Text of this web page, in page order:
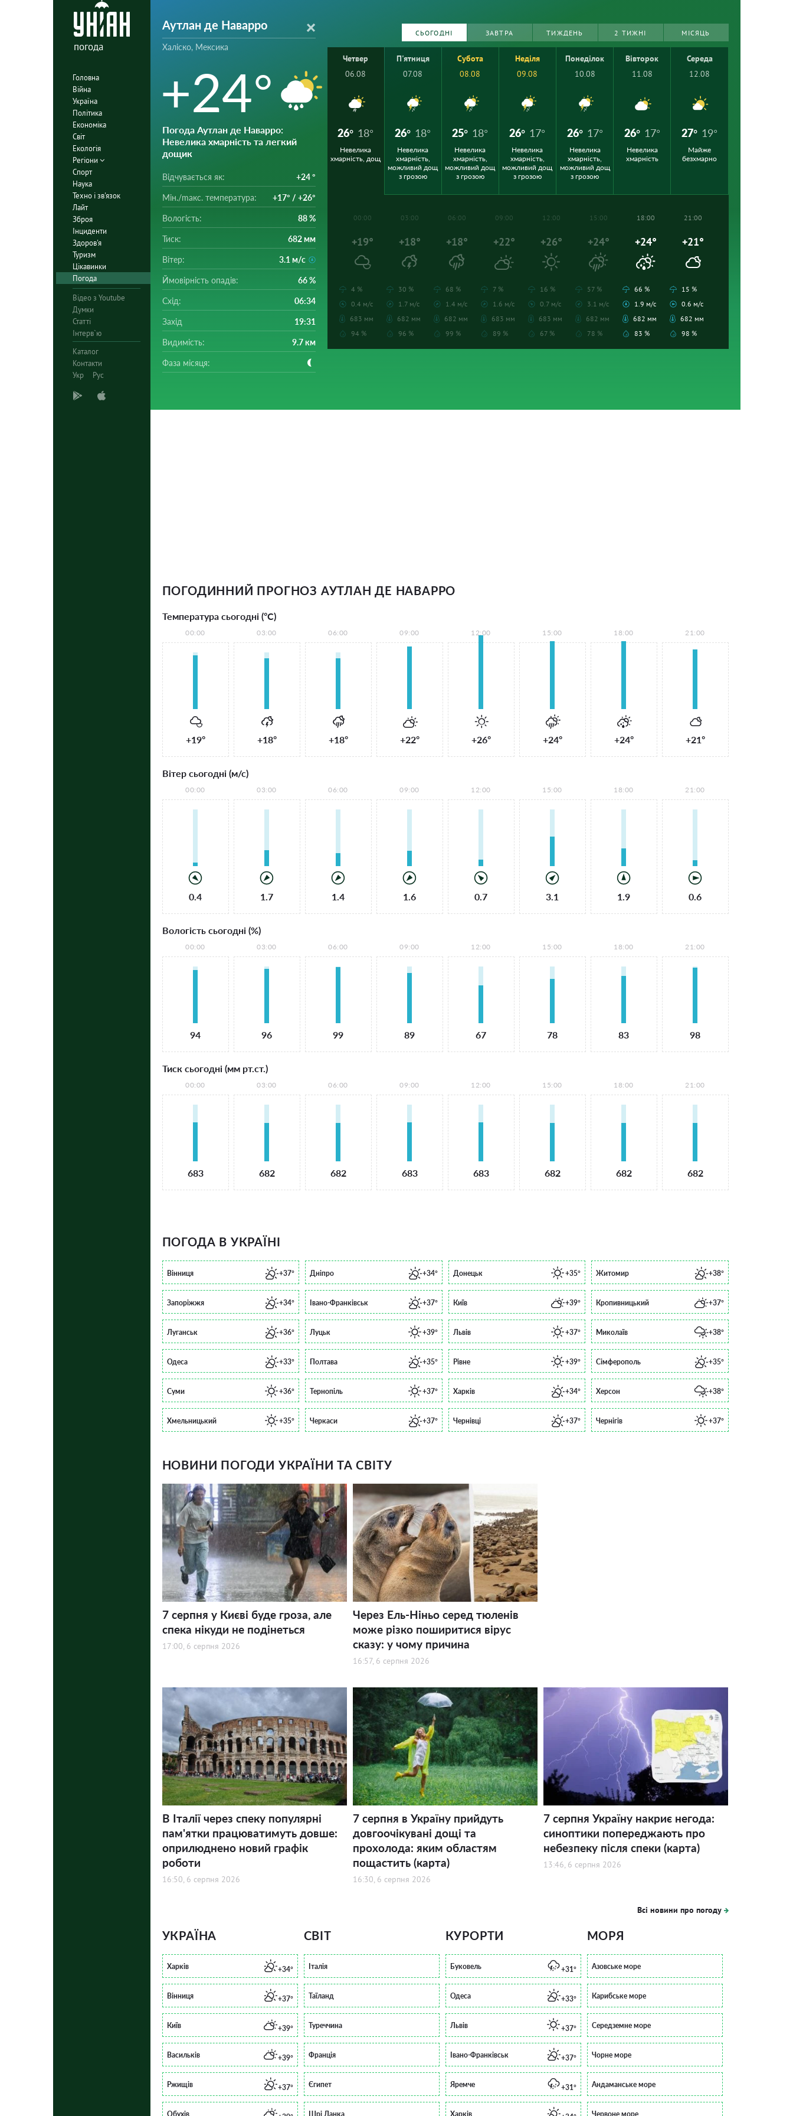
погода
Головна
Війна
Україна
Політика
Економіка
Світ
Екологія
Регіони
Спорт
Наука
Техно і зв'язок
Лайт
Зброя
Інциденти
Здоров'я
Туризм
Цікавинки
Погода
Відео з Youtube
Думки
Статті
Інтерв`ю
Каталог
Контакти
Укр
Рус
Аутлан де Наварро
Халіско, Мексика
+24°
Погода Аутлан де Наварро:
Невелика хмарність та легкий
дощик
Відчувається як: +24 °
Мін./mакс. температура: +17° / +26°
Вологість: 88 %
Тиск: 682 мм
Вітер: 3.1 м/с
Ймовірність опадів: 66 %
Схід: 06:34
Захід 19:31
Видимість: 9.7 км
Фаза місяця:
СЬОГОДНІ ЗАВТРА ТИЖДЕНЬ 2 ТИЖНІ МІСЯЦЬ
Четвер
06.08
26° 18°
Невелика
хмарність, дощ
П'ятниця
07.08
26° 18°
Невелика
хмарність,
можливий дощ
з грозою
Субота
08.08
25° 18°
Невелика
хмарність,
можливий дощ
з грозою
Неділя
09.08
26° 17°
Невелика
хмарність,
можливий дощ
з грозою
Понеділок
10.08
26° 17°
Невелика
хмарність,
можливий дощ
з грозою
Вівторок
11.08
26° 17°
Невелика
хмарність
Середа
12.08
27° 19°
Майже
безхмарно
00:00
+19°
4 %
0.4 м/с
683 мм
94 %
03:00
+18°
30 %
1.7 м/с
682 мм
96 %
06:00
+18°
68 %
1.4 м/с
682 мм
99 %
09:00
+22°
7 %
1.6 м/с
683 мм
89 %
12:00
+26°
16 %
0.7 м/с
683 мм
67 %
15:00
+24°
57 %
3.1 м/с
682 мм
78 %
18:00
+24°
66 %
1.9 м/с
682 мм
83 %
21:00
+21°
15 %
0.6 м/с
682 мм
98 %
ПОГОДИННИЙ ПРОГНОЗ АУТЛАН ДЕ НАВАРРО
Температура сьогодні (°С)
00:00
+19°
03:00
+18°
06:00
+18°
09:00
+22°
12:00
+26°
15:00
+24°
18:00
+24°
21:00
+21°
Вітер сьогодні (м/с)
00:00
0.4
03:00
1.7
06:00
1.4
09:00
1.6
12:00
0.7
15:00
3.1
18:00
1.9
21:00
0.6
Вологість сьогодні (%)
00:00
94
03:00
96
06:00
99
09:00
89
12:00
67
15:00
78
18:00
83
21:00
98
Тиск сьогодні (мм рт.ст.)
00:00
683
03:00
682
06:00
682
09:00
683
12:00
683
15:00
682
18:00
682
21:00
682
ПОГОДА В УКРАЇНІ
Вінниця +37° Дніпро +34° Донецьк +35° Житомир +38°
Запоріжжя +34° Івано-Франківськ +37° Київ +39° Кропивницький +37°
Луганськ +36° Луцьк +39° Львів +37° Миколаїв +38°
Одеса +33° Полтава +35° Рівне +39° Сімферополь +35°
Суми +36° Тернопіль +37° Харків +34° Херсон +38°
Хмельницький +35° Черкаси +37° Чернівці +37° Чернігів +37°
НОВИНИ ПОГОДИ УКРАЇНИ ТА СВІТУ
7 серпня у Києві буде гроза, але
спека нікуди не подінеться
17:00, 6 серпня 2026
Через Ель-Ніньо серед тюленів
може різко поширитися вірус
сказу: у чому причина
16:57, 6 серпня 2026
В Італії через спеку популярні
пам'ятки працюватимуть довше:
оприлюднено новий графік
роботи
16:50, 6 серпня 2026
7 серпня в Україну прийдуть
довгоочікувані дощі та
прохолода: яким областям
пощастить (карта)
16:30, 6 серпня 2026
7 серпня Україну накриє негода:
синоптики попереджають про
небезпеку після спеки (карта)
13:46, 6 серпня 2026
Всі новини про погоду
УКРАЇНА
Харків +34°
Вінниця +37°
Київ +39°
Васильків +39°
Ржищів +37°
Обухів
СВІТ
Італія
Таїланд
Туреччина
Франція
Єгипет
Шрі Ланка
КУРОРТИ
Буковель +31°
Одеса +33°
Львів +37°
Івано-Франківськ +37°
Яремче +31°
Харків
МОРЯ
Азовське море
Карибське море
Середземне море
Чорне море
Андаманське море
Червоне море